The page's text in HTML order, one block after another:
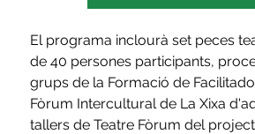
El programa inclourà set peces
de 40 persones participants,
grups de la Formació de
Fòrum Intercultural de La Xixa
tallers de Teatre Fòrum del